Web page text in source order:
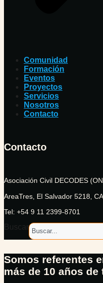
Comunidad
Formación
Eventos
Proyectos
Servicios
Nosotros
Contacto
Contacto
Asociación Civil DECODES
AreaTres, El Salvador 5218,
Tel: +54 9 11 2399-8701
Buscar
Somos referentes
más de 10 años